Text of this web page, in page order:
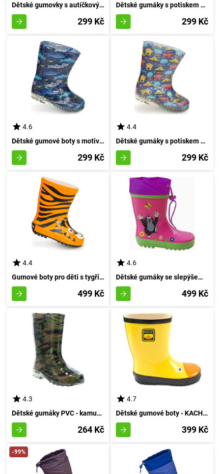
Dětské gumovky s autíčkovým potiskem, Pidilidi, PL0037-19, odstín zelené - velikost 32
299 Kč
Dětské gumáky s potiskem zvířátek, Pidilidi, PL0042-18, hnědé - velikost 30
299 Kč
4.6
Dětské gumové boty s motivem mořského predátora, Pidilidi, PL0036-04, modré - velikost 35
299 Kč
4.4
Dětské gumáky s potiskem oblud - Pidilidi, PL0040-04, v modré barvě, velikost 35
299 Kč
4.4
Gumové boty pro děti s tygřím potiskem, Pidilidi, PL0043-17, odstín oranžové - velikost 35
499 Kč
4.6
Dětské gumáky se slepýšem, Pidilidi, PL0017-03, růžová - velikost 27
499 Kč
4.3
Dětské gumáky PVC - kamufláž KAMO, Pidilidi, PL0082-14, chlapecké - velikost 26
264 Kč
4.7
Dětské gumové boty - KACHNA, Pidilidi, PL0087-20, unisex - velikost 29
399 Kč
-99%